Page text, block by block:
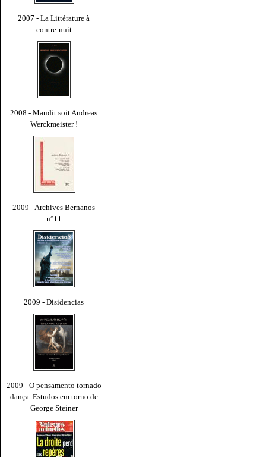
2007 - La Littérature à
contre-nuit
2008 - Maudit soit Andreas
Werckmeister !
2009 - Archives Bernanos
n°11
2009 - Disidencias
2009 - O pensamento tornado
dança. Estudos em torno de
George Steiner